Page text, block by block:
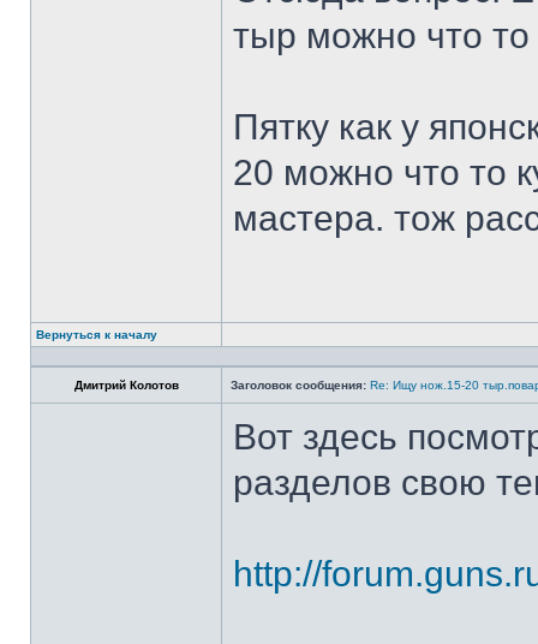
тыр можно что
Пятку как у
20 можно что то
мастера. тож
Вернуться к началу
Дмитрий Колотов Заголовок сообщения: Re: Ищу нож.15-20
Вот здесь
разделов свою
http://